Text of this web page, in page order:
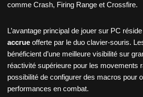
comme Crash, Firing Range et Crossfire.
L’avantage principal de jouer sur PC
accrue offerte par le duo clavier-souris.
bénéficient d’une meilleure visibilité sur
réactivité supérieure pour les movements
possibilité de configurer des macros pour
performances en combat.